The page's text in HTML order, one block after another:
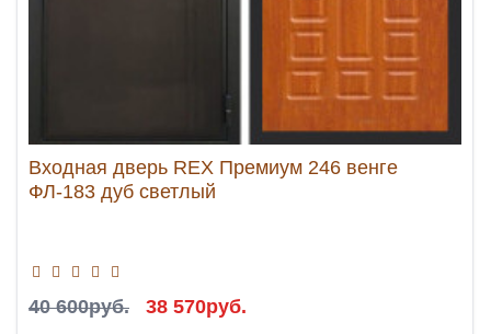
Входная дверь REX Премиум 246 венге
ФЛ-183 дуб светлый
40 600руб. 38 570руб.